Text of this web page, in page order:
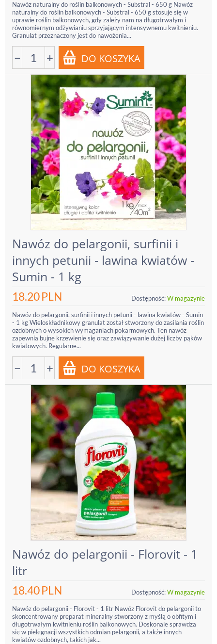
Nawóz naturalny do roślin balkonowych - Substral - 650 g Nawóz
naturalny do roślin balkonowych - Substral - 650 g stosuje się w
uprawie roślin balkonowych, gdy zależy nam na długotrwałym i
równomiernym odżywianiu sprzyjającym intensywnemu kwitnieniu.
Granulat przeznaczony jest do nawożenia...
− +
Nawóz do pelargonii, surfinii i
innych petunii - lawina kwiatów -
Sumin - 1 kg
18.20PLN Dostępność:W magazynie
Nawóz do pelargonii, surfinii i innych petunii - lawina kwiatów - Sumin
- 1 kg Wieloskładnikowy granulat został stworzony do zasilania roślin
ozdobnych o wysokich wymaganiach pokarmowych. Ten nawóz
zapewnia bujne krzewienie się oraz zawiązywanie dużej liczby pąków
kwiatowych. Regularne...
− +
Nawóz do pelargonii - Florovit - 1
litr
18.40PLN Dostępność:W magazynie
Nawóz do pelargonii - Florovit - 1 litr Nawóz Florovit do pelargonii to
skoncentrowany preparat mineralny stworzony z myślą o obfitym i
długotrwałym kwitnieniu roślin balkonowych. Doskonale sprawdza
się w pielęgnacji wszystkich odmian pelargonii, a także innych
kwiatów ozdobnych, takich jak...